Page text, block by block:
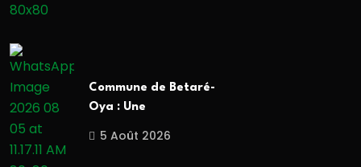
Commune de Betaré-
Oya : Une
5 Août 2026